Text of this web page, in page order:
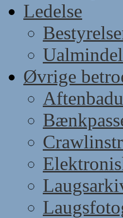
Ledelse
Øvrige